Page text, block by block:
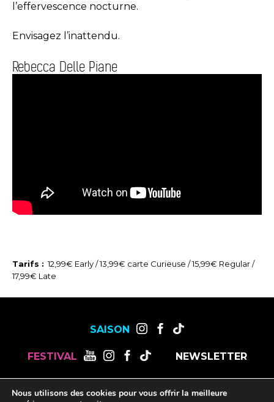
l’effervescence nocturne.
Envisagez l’inattendu.
Rebecca Delle Piane
Tarifs : 12,99€ Early / 13,99€ carte Curieuse / 15,99€ Regular /
17,99€ Late
SAISON
FESTIVAL NEWSLETTER
MENTIONS LÉGALES OFFRES DE STAGES, CDD ET CDI
Nous utilisons des cookies pour vous offrir la meilleure